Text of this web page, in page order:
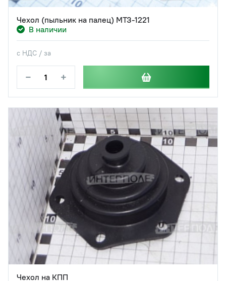
Чехол (пыльник на палец) МТЗ-1221
В наличии
с НДС / за
− +
Чехол на КПП